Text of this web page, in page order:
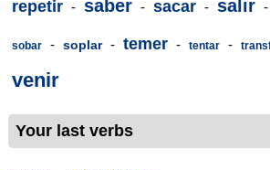
repetir - saber - sacar - salir -
sobar - soplar - temer - tentar -
venir
Your last verbs